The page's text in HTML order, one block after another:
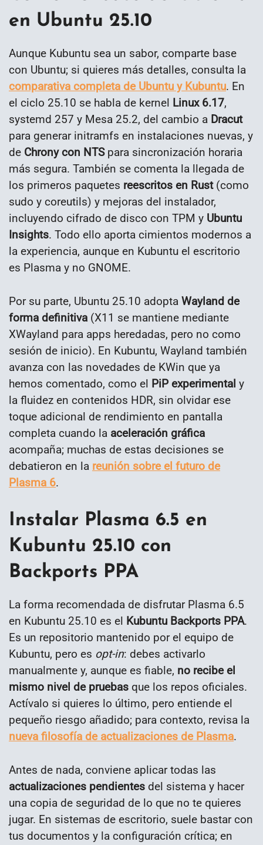
en Ubuntu 25.10
Aunque Kubuntu sea un sabor, comparte base
con Ubuntu; si quieres más detalles, consulta la
comparativa completa de Ubuntu y Kubuntu. En
el ciclo 25.10 se habla de kernel Linux 6.17,
systemd 257 y Mesa 25.2, del cambio a Dracut
para generar initramfs en instalaciones nuevas, y
de Chrony con NTSpara sincronización horaria
más segura. También se comenta la llegada de
los primeros paquetes reescritos en Rust(como
sudo y coreutils) y mejoras del instalador,
incluyendo cifrado de disco con TPM y Ubuntu
Insights. Todo ello aporta cimientos modernos a
la experiencia, aunque en Kubuntu el escritorio
es Plasma y no GNOME.
Por su parte, Ubuntu 25.10 adopta Wayland de
forma definitiva (X11 se mantiene mediante
XWayland para apps heredadas, pero no como
sesión de inicio). En Kubuntu, Wayland también
avanza con las novedades de KWin que ya
hemos comentado, como el PiP experimental y
la fluidez en contenidos HDR, sin olvidar ese
toque adicional de rendimiento en pantalla
completa cuando la aceleración gráfica
acompaña; muchas de estas decisiones se
debatieron en la reunión sobre el futuro de
Plasma 6.
Instalar Plasma 6.5 en
Kubuntu 25.10 con
Backports PPA
La forma recomendada de disfrutar Plasma 6.5
en Kubuntu 25.10 es el Kubuntu Backports PPA.
Es un repositorio mantenido por el equipo de
Kubuntu, pero es opt-in: debes activarlo
manualmente y, aunque es fiable, no recibe el
mismo nivel de pruebas que los repos oficiales.
Actívalo si quieres lo último, pero entiende el
pequeño riesgo añadido; para contexto, revisa la
nueva filosofía de actualizaciones de Plasma.
Antes de nada, conviene aplicar todas las
actualizaciones pendientes del sistema y hacer
una copia de seguridad de lo que no te quieres
jugar. En sistemas de escritorio, suele bastar con
tus documentos y la configuración crítica; en